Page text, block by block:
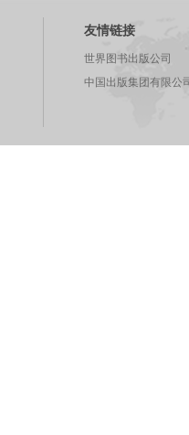
友情链接
世界图书出版公司
中国出版集团有限公